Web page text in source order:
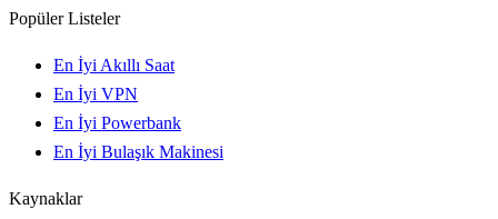
Popüler Listeler
En İyi Akıllı Saat
En İyi VPN
En İyi Powerbank
En İyi Bulaşık Makinesi
Kaynaklar